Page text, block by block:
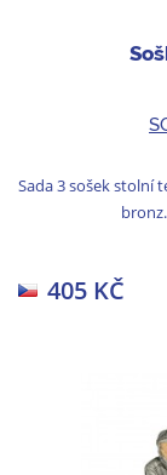
Sada 3 sošek stolní
405 KČ